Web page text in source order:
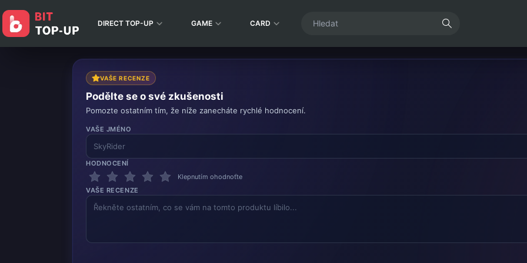
DIRECT TOP-UP GAME CARD
VAŠE RECENZE
Podělte se o své zkušenosti
Pomozte ostatním tím, že níže zanecháte rychlé hodnocení.
VAŠE JMÉNO
HODNOCENÍ
Klepnutím ohodnoťte
VAŠE RECENZE